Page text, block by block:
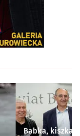
Babka, kiszka i